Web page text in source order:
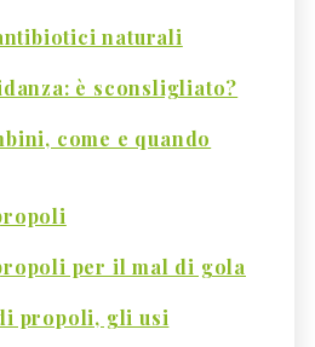
naturali
è sconsligliato?
come e quando
per il mal di gola
propoli, gli usi